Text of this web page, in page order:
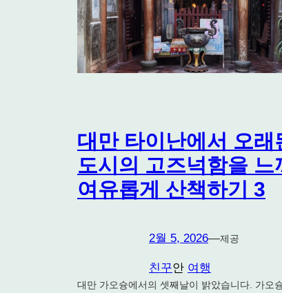
대만 타이난에서 오래
도시의 고즈넉함을 느
여유롭게 산책하기 3
2월 5, 2026—제공
친꾸안 여행
대만 가오슝에서의 셋째날이 밝았습니다. 가오